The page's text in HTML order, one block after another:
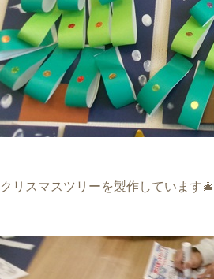
クリスマスツリーを製作しています🎄